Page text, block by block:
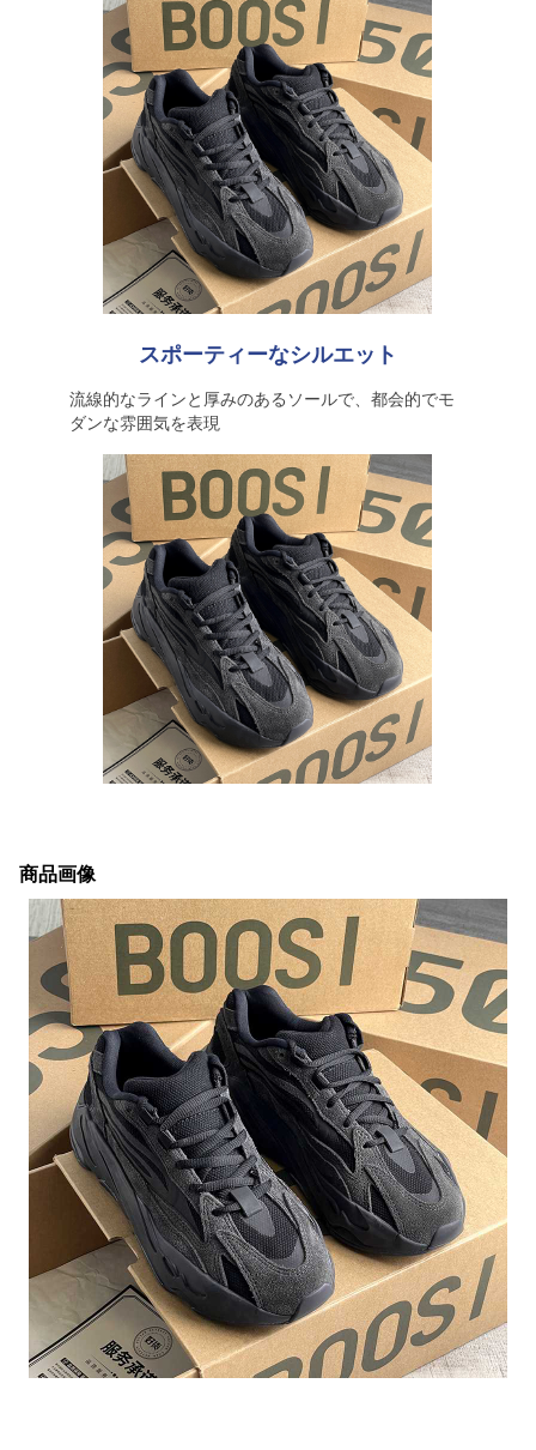
スポーティーなシルエット
流線的なラインと厚みのあるソールで、都会的でモ
ダンな雰囲気を表現
商品画像